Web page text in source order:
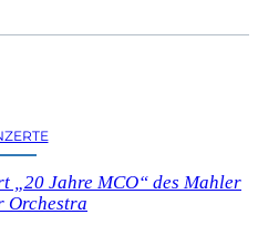
„20 Jahre MCO“ des Mahler
Orchestra